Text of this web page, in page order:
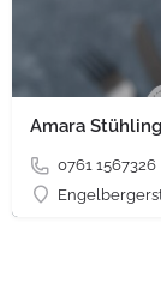
Amara
0761 1567326